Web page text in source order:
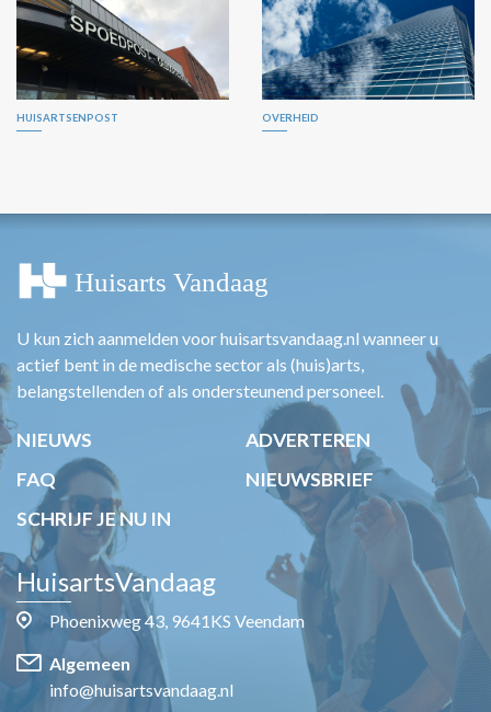
HUISARTSENPOST OVERHEID
U kun zich aanmelden voor huisartsvandaag.nl wanneer u
actief bent in de medische sector als (huis)arts,
belangstellenden of als ondersteunend personeel.
NIEUWS
ADVERTEREN
FAQ
NIEUWSBRIEF
SCHRIJF JE NU IN
HuisartsVandaag
Phoenixweg 43, 9641KS Veendam
Algemeen
info@huisartsvandaag.nl